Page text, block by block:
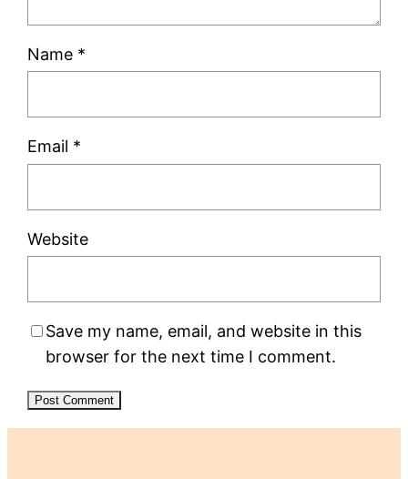
Name *
Email *
Website
Save my name, email, and website in this
browser for the next time I comment.